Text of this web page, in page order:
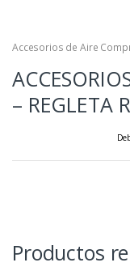
Accesorios de Aire
– REGLETA
Productos